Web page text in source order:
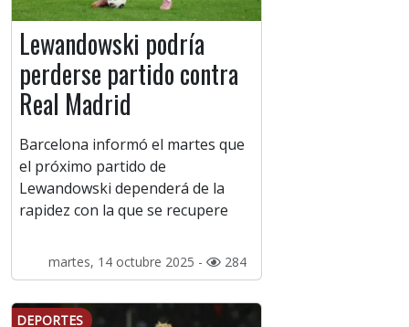
Lewandowski podría
perderse partido contra
Real Madrid
Barcelona informó el martes que
el próximo partido de
Lewandowski dependerá de la
rapidez con la que se recupere
martes, 14 octubre 2025 - 284
DEPORTES